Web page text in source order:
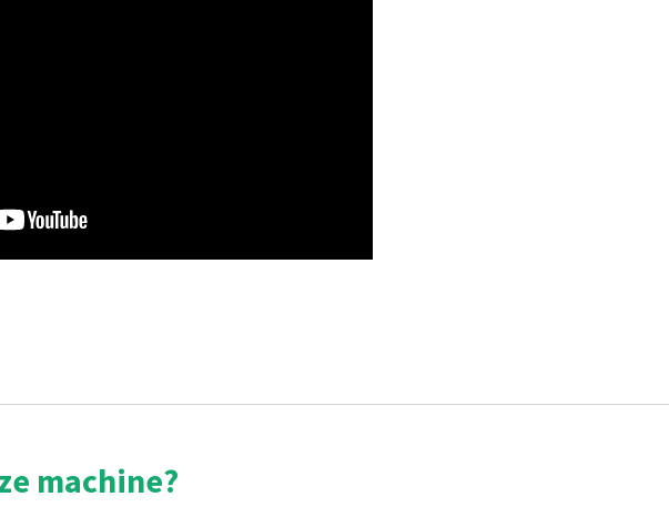
machine?